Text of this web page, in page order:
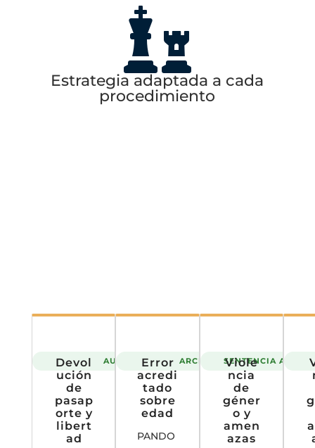

Estrategia adaptada a cada
procedimiento
AUTO
Devol
ución
de
pasap
orte y
libert
ad
ARCHIVO
Error
acredi
tado
sobre
edad
PANDO
SENTENCIA
Viole
ncia
de
géner
o y
amen
azas